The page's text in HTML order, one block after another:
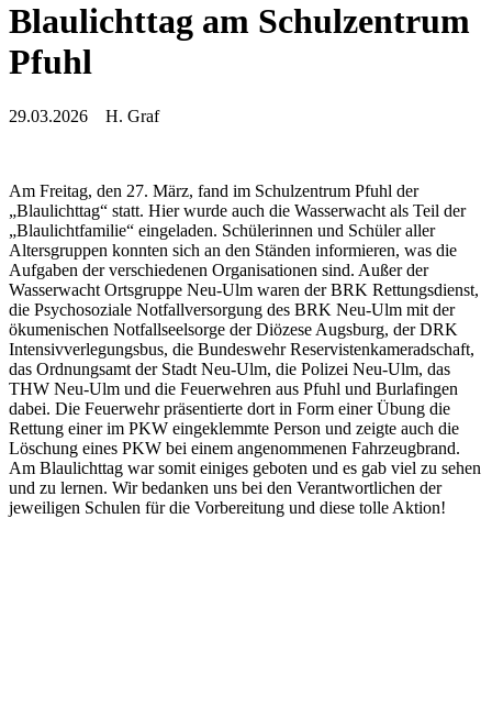
Blaulichttag am Schulzentrum
Pfuhl
29.03.2026 H. Graf
Am Freitag, den 27. März, fand im Schulzentrum Pfuhl der
„Blaulichttag“ statt. Hier wurde auch die Wasserwacht als Teil der
„Blaulichtfamilie“ eingeladen. Schülerinnen und Schüler aller
Altersgruppen konnten sich an den Ständen informieren, was die
Aufgaben der verschiedenen Organisationen sind. Außer der
Wasserwacht Ortsgruppe Neu-Ulm waren der BRK Rettungsdienst,
die Psychosoziale Notfallversorgung des BRK Neu-Ulm mit der
ökumenischen Notfallseelsorge der Diözese Augsburg, der DRK
Intensivverlegungsbus, die Bundeswehr Reservistenkameradschaft,
das Ordnungsamt der Stadt Neu-Ulm, die Polizei Neu-Ulm, das
THW Neu-Ulm und die Feuerwehren aus Pfuhl und Burlafingen
dabei. Die Feuerwehr präsentierte dort in Form einer Übung die
Rettung einer im PKW eingeklemmte Person und zeigte auch die
Löschung eines PKW bei einem angenommenen Fahrzeugbrand.
Am Blaulichttag war somit einiges geboten und es gab viel zu sehen
und zu lernen. Wir bedanken uns bei den Verantwortlichen der
jeweiligen Schulen für die Vorbereitung und diese tolle Aktion!